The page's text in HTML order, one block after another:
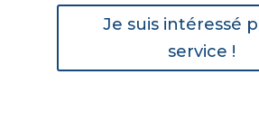
Je suis intéressé
service !